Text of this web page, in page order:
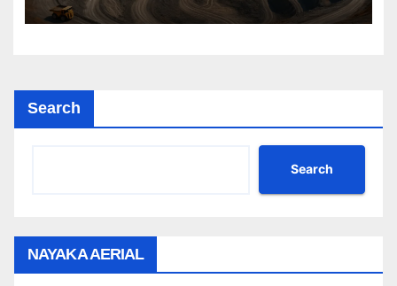
Search
Search
NAYAKA AERIAL